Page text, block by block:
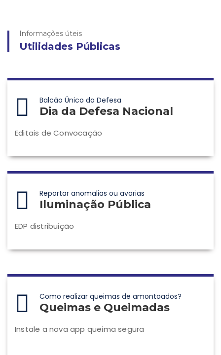
Informações úteis
Utilidades Públicas
Balcão Único da Defesa
Dia da Defesa Nacional
Editais de Convocação
Reportar anomalias ou avarias
Iluminação Pública
EDP distribuição
Como realizar queimas de amontoados?
Queimas e Queimadas
Instale a nova app queima segura